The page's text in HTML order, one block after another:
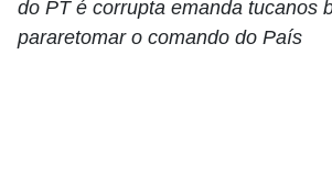
do PT é corrupta emanda tucanos
pararetomar o comando do País